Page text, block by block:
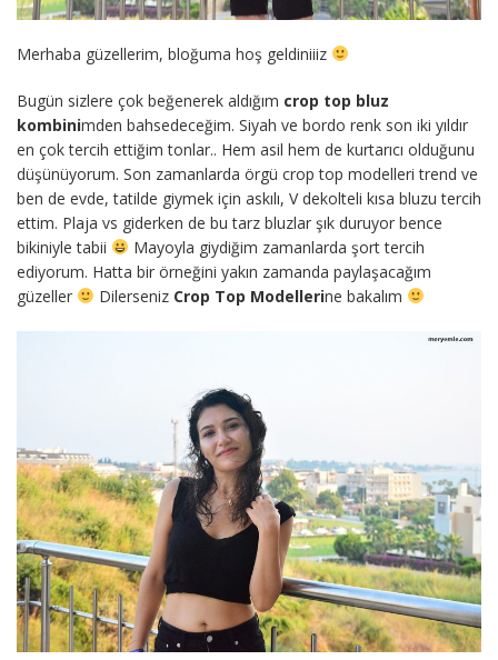
Merhaba güzellerim, bloğuma hoş geldiniiiz
Bugün sizlere çok beğenerek aldığım crop top bluz
kombinimden bahsedeceğim. Siyah ve bordo renk son iki yıldır
en çok tercih ettiğim tonlar.. Hem asil hem de kurtarıcı olduğunu
düşünüyorum. Son zamanlarda örgü crop top modelleri trend ve
ben de evde, tatilde giymek için askılı, V dekolteli kısa bluzu tercih
ettim. Plaja vs giderken de bu tarz bluzlar şık duruyor bence
bikiniyle tabii
Mayoyla giydiğim zamanlarda şort tercih
ediyorum. Hatta bir örneğini yakın zamanda paylaşacağım
güzeller
Dilerseniz Crop Top Modellerine bakalım